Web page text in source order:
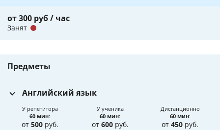
от 300 руб / час
Занят
Предметы
Английский язык
У репетитора
60 мин:
от 500руб.
У ученика
60 мин:
от 600руб.
Дистанционно
60 мин:
от450 руб.